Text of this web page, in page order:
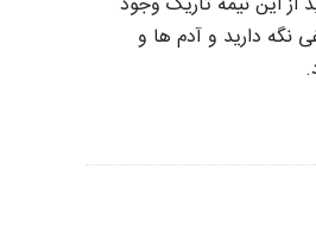
نگه دارید و آدم ها و